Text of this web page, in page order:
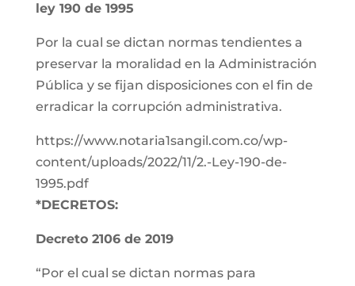
ley 190 de 1995
Por la cual se dictan normas tendientes a
preservar la moralidad en la Administración
Pública y se fijan disposiciones con el fin de
erradicar la corrupción administrativa.
https://www.notaria1sangil.com.co/wp-
content/uploads/2022/11/2.-Ley-190-de-
1995.pdf
*DECRETOS:
Decreto 2106 de 2019
“Por el cual se dictan normas para